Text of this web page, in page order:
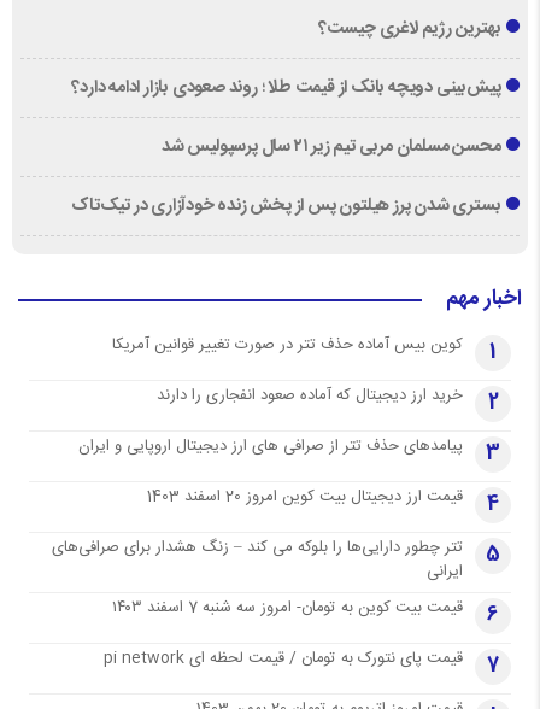
بهترین رژیم لاغری چیست؟
پیش‌بینی دویچه‌ بانک از قیمت طلا ؛ روند صعودی بازار ادامه دارد؟
محسن مسلمان مربی تیم زیر ۲۱ سال پرسپولیس شد
بستری شدن پرز هیلتون پس از پخش زنده خودآزاری در تیک‌تاک
اخبار مهم
1 کوین بیس آماده حذف تتر در صورت تغییر قوانین آمریکا
2 خرید ارز دیجیتال که آماده صعود انفجاری را دارند
3 پیامدهای حذف تتر از صرافی های ارز دیجیتال اروپایی و ایران
4 قیمت ارز دیجیتال بیت کوین امروز 20 اسفند 1403
5
تتر چطور دارایی‌ها را بلوکه می کند – زنگ هشدار برای صرافی‌های
ایرانی
6 قیمت بیت کوین به تومان- امروز سه شنبه 7 اسفند ۱۴۰۳
7 قیمت پای نتورک به تومان / قیمت لحظه ای pi network